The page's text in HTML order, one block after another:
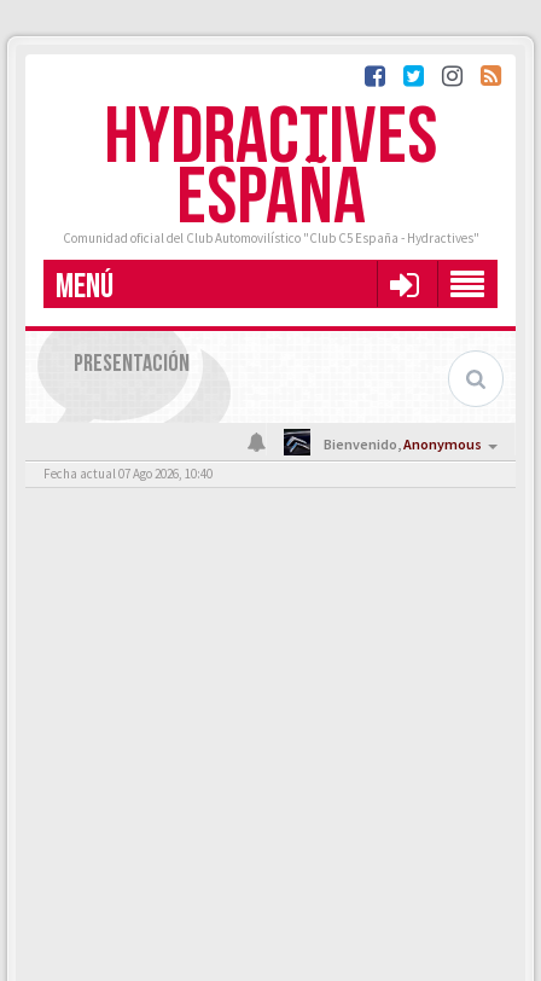
HYDRACTIVES
ESPAÑA
Comunidad oficial del Club Automovilístico "Club C5 España - Hydractives"
MENÚ
PRESENTACIÓN
Bienvenido,Anonymous
Fecha actual 07 Ago 2026, 10:40